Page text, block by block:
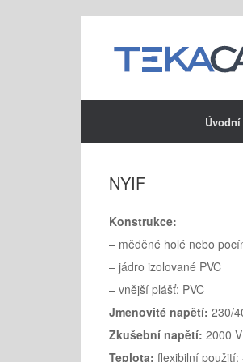
content
NYIF
Konstrukce:
– měděné holé nebo
– jádro izolované PVC
– vnější plášť: PVC
Jmenovité napětí: 230/
Zkušební napětí: 2000 V
Teplota: flexibilní použití: